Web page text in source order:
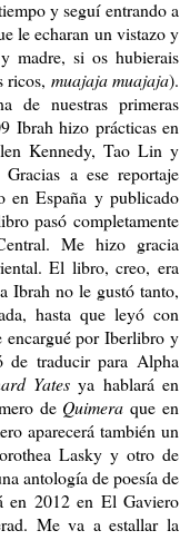
y seguí entrando a
le echaran un vistazo y
madre, si os hubierais
ricos, muajaja muajaja).
de nuestras primeras
Ibrah hizo prácticas en
Kennedy, Tao Lin y
a ese reportaje
en España y publicado
pasó completamente
Me hizo gracia
El libro, creo, era
Ibrah no le gustó tanto,
hasta que leyó con
encargué por Iberlibro y
de traducir para Alpha
Yates ya hablará en
de Quimeraque en
aparecerá también un
Lasky y otro de
antología de poesía de
en 2012 en El Gaviero
Me va a estallar la